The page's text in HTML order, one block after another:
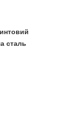
сталь